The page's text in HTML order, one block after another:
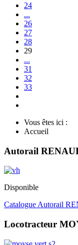
24
...
26
27
28
29
...
31
32
33
Vous êtes ici :
Accueil
Autorail
Disponible
Catalogue Autorail
Locotracteur